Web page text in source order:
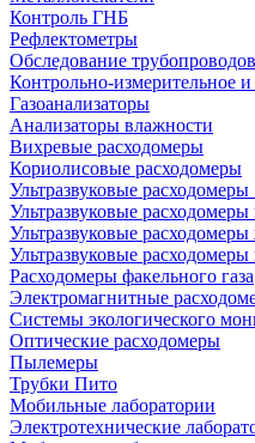
Контроль ГНБ
Рефлектометры
Обследование трубопроводов
Контрольно-измерительное
Газоанализаторы
Анализаторы влажности
Вихревые расходомеры
Кориолисовые расходомеры
Ультразвуковые расходомеры
Ультразвуковые расходомеры
Ультразвуковые
Ультразвуковые расходомеры
Расходомеры факельного газа
Электромагнитные
Системы экологического
Оптические расходомеры
Пылемеры
Трубки Пито
Мобильные лаборатории
Электротехнические